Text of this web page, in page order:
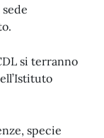
si terranno
specie